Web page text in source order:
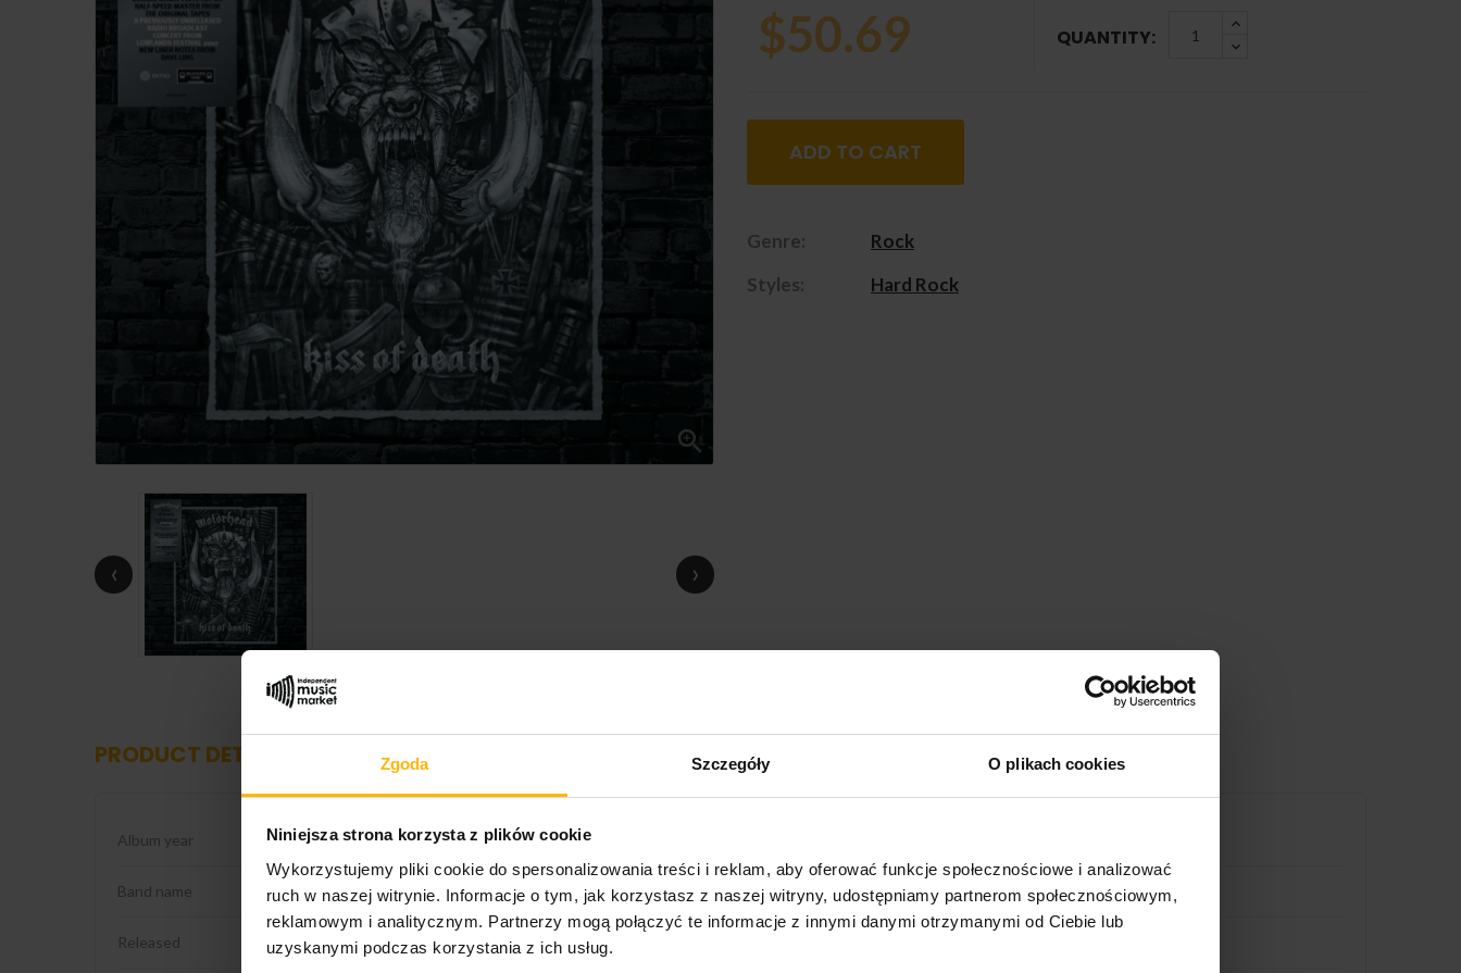
Zgoda Szczegóły O plikach cookies
Niniejsza strona korzysta z plików cookie
Wykorzystujemy pliki cookie do spersonalizowania treści i reklam, aby oferować funkcje społecznościowe i analizować
ruch w naszej witrynie. Informacje o tym, jak korzystasz z naszej witryny, udostępniamy partnerom społecznościowym,
reklamowym i analitycznym. Partnerzy mogą połączyć te informacje z innymi danymi otrzymanymi od Ciebie lub
uzyskanymi podczas korzystania z ich usług.

‹ ›
$50.69 QUANTITY:
ADD TO CART
Genre:
Rock
Styles:
Hard Rock
PRODUCT DETAILS
Album year 2006
Band name Motorhead
Released 2026